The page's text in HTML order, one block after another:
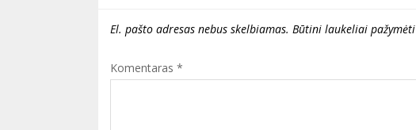
El. pašto adresas nebus skelbiamas. Būtini laukeliai pažymėti
Komentaras*